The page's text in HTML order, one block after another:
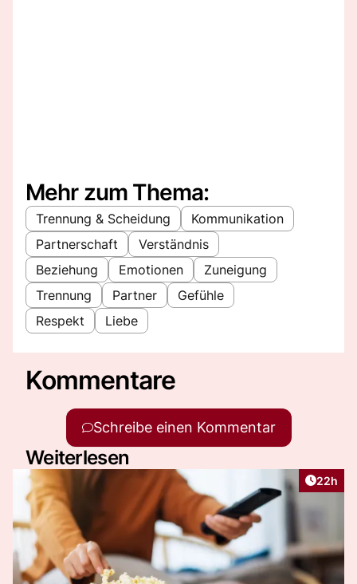
Mehr zum Thema:
Trennung & Scheidung
Kommunikation
Partnerschaft
Verständnis
Beziehung
Emotionen
Zuneigung
Trennung
Partner
Gefühle
Respekt
Liebe
Kommentare
Schreibe einen Kommentar
Weiterlesen
Artikel
22h